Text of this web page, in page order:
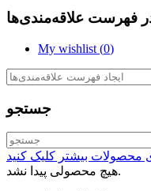
فهرست علاقه‌مندی‌ها
My wishlist (0)
جستجو
هیچ محصولی پیدا نشد.